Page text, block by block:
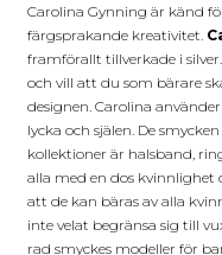
Carolina Gynning är känd
färgsprakande kreativitet.
framförallt tillverkade i
och vill att du som bärare
designen. Carolina
lycka och själen. De
kollektioner är halsband,
alla med en dos
att de kan bäras av alla
inte velat begränsa sig till
rad smyckes modeller för